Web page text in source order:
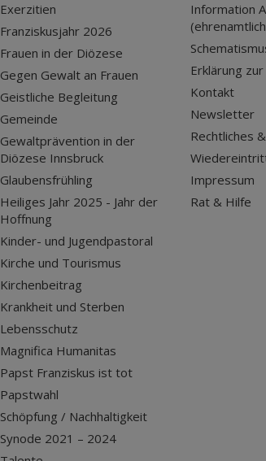
Exerzitien
Franziskusjahr 2026
Frauen in der Diözese
Gegen Gewalt an Frauen
Geistliche Begleitung
Gemeinde
Gewaltprävention in der
Diözese Innsbruck
Glaubensfrühling
Heiliges Jahr 2025 - Jahr der
Hoffnung
Kinder- und Jugendpastoral
Kirche und Tourismus
Kirchenbeitrag
Krankheit und Sterben
Lebensschutz
Magnifica Humanitas
Papst Franziskus ist tot
Papstwahl
Schöpfung / Nachhaltigkeit
Synode 2021 – 2024
Information
Erklärung
Kontakt
Newsletter
Rechtliches
Impressum
Rat & Hilfe